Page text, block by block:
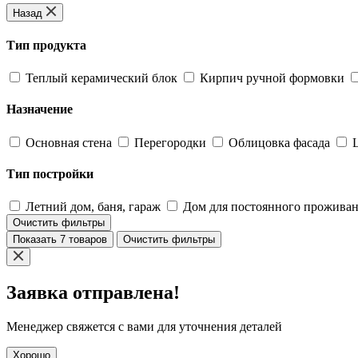
Назад
Тип продукта
Теплый керамический блок Кирпич ручной формовки
Назначение
Основная стена Перегородки Облицовка фасада
Тип постройки
Летний дом, баня, гараж Дом для постоянного
Очистить фильтры
Показать 7 товаров
Очистить фильтры
Заявка отправлена!
Менеджер свяжется с вами для уточнения деталей
Хорошо